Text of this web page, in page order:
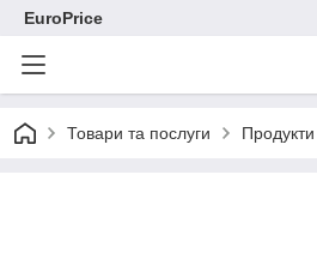
EuroPrice
Товари та послуги Продукти